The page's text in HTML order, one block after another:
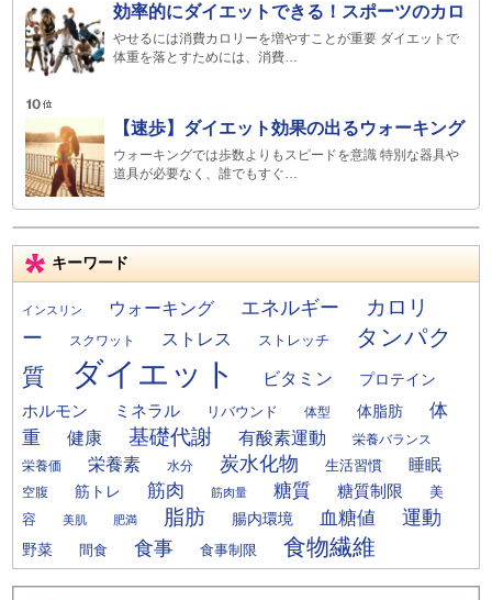
効率的にダイエットできる！スポーツのカロ
やせるには消費カロリーを増やすことが重要 ダイエットで
体重を落とすためには、消費…
【速歩】ダイエット効果の出るウォーキング
ウォーキングでは歩数よりもスピードを意識 特別な器具や
道具が必要なく、誰でもすぐ…
キーワード
インスリン ウォーキング エネルギー
カロリ
ー
スクワット ストレス ストレッチ
タンパク
質
ダイエット ビタミン プロテイン
ホルモン ミネラル リバウンド 体型 体脂肪
体
重
健康 基礎代謝 有酸素運動 栄養バランス
栄養価 栄養素 水分 炭水化物 生活習慣 睡眠
空腹 筋トレ 筋肉 筋肉量 糖質 糖質制限
美
容
美肌 肥満 脂肪 腸内環境 血糖値 運動
野菜 間食 食事 食事制限 食物繊維